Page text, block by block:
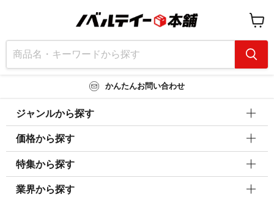
カ
ー
ト
を
見
かんたんお問い合わせ
ジャンルから探す
価格から探す
特集から探す
業界から探す